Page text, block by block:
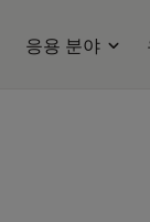
응용 분야